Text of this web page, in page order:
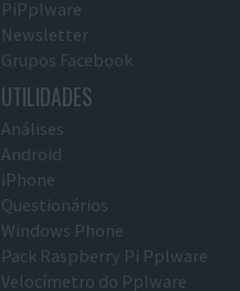
PiPplware
Newsletter
Grupos Facebook
UTILIDADES
Análises
Android
iPhone
Questionários
Windows Phone
Pack Raspberry Pi Pplware
Velocímetro do Pplware